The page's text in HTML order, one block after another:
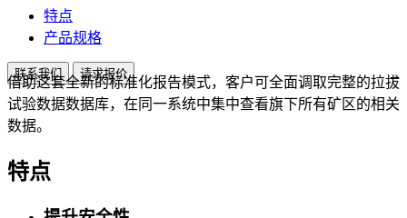
特点
产品规格
联系我们 请求报价
借助这套全新的标准化报告模式，客户可全面调取完整的拉拔
试验数据数据库，在同一系统中集中查看旗下所有矿区的相关
数据。
特点